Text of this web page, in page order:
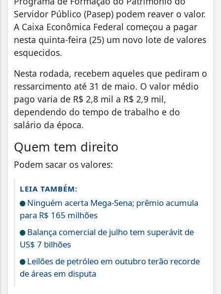
Servidor Público (Pasep) podem reaver o valor.
A Caixa Econômica Federal começou a pagar
nesta quinta-feira (25) um novo lote de valores
esquecidos.
Nesta rodada, recebem aqueles que pediram o
ressarcimento até 31 de maio. O valor médio
pago varia de R$ 2,8 mil a R$ 2,9 mil,
dependendo do tempo de trabalho e do
salário da época.
Quem tem direito
Podem sacar os valores:
LEIA TAMBÉM:
Ninguém acerta Mega-Sena; prêmio acumula
para R$ 165 milhões
Balança comercial de julho tem superávit de
US$ 7 bilhões
Leilões de petróleo em outubro terão recorde
de áreas em disputa